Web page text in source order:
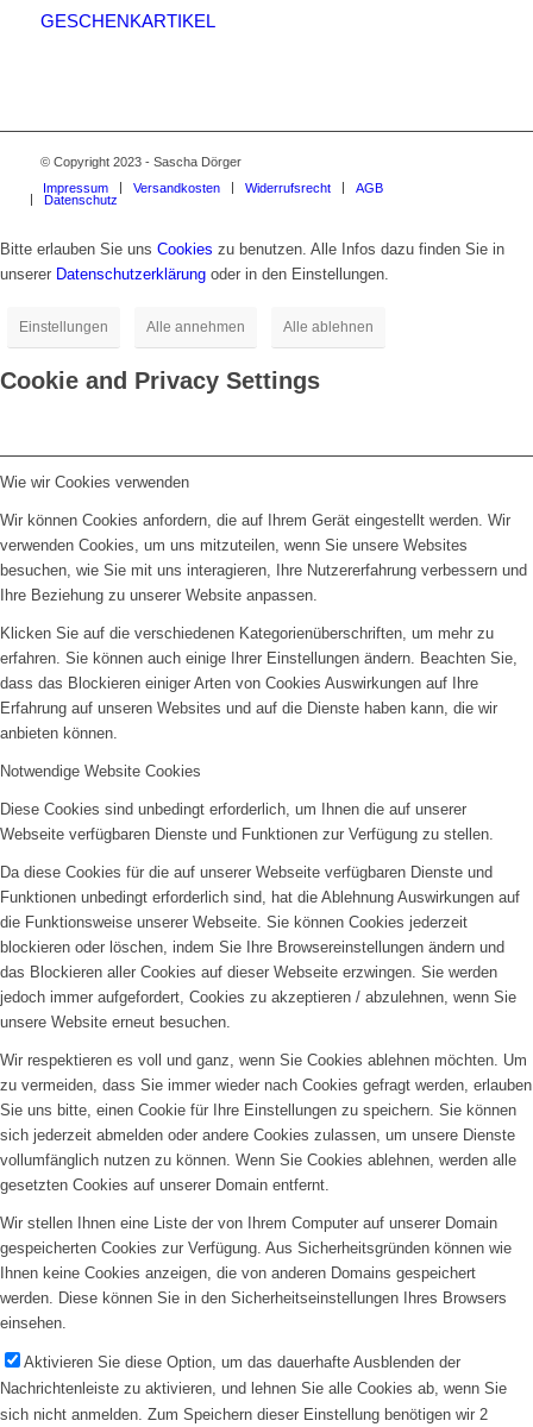
GESCHENKARTIKEL
© Copyright 2023 - Sascha Dörger
Impressum
Versandkosten Widerrufsrecht
AGB
Datenschutz
Bitte erlauben Sie uns Cookies zu benutzen. Alle Infos dazu finden Sie in
unserer Datenschutzerklärung oder in den Einstellungen.
Einstellungen Alle annehmen Alle ablehnen
Cookie and Privacy Settings
Wie wir Cookies verwenden
Wir können Cookies anfordern, die auf Ihrem Gerät eingestellt werden. Wir
verwenden Cookies, um uns mitzuteilen, wenn Sie unsere Websites
besuchen, wie Sie mit uns interagieren, Ihre Nutzererfahrung verbessern und
Ihre Beziehung zu unserer Website anpassen.
Klicken Sie auf die verschiedenen Kategorienüberschriften, um mehr zu
erfahren. Sie können auch einige Ihrer Einstellungen ändern. Beachten Sie,
dass das Blockieren einiger Arten von Cookies Auswirkungen auf Ihre
Erfahrung auf unseren Websites und auf die Dienste haben kann, die wir
anbieten können.
Notwendige Website Cookies
Diese Cookies sind unbedingt erforderlich, um Ihnen die auf unserer
Webseite verfügbaren Dienste und Funktionen zur Verfügung zu stellen.
Da diese Cookies für die auf unserer Webseite verfügbaren Dienste und
Funktionen unbedingt erforderlich sind, hat die Ablehnung Auswirkungen auf
die Funktionsweise unserer Webseite. Sie können Cookies jederzeit
blockieren oder löschen, indem Sie Ihre Browsereinstellungen ändern und
das Blockieren aller Cookies auf dieser Webseite erzwingen. Sie werden
jedoch immer aufgefordert, Cookies zu akzeptieren / abzulehnen, wenn Sie
unsere Website erneut besuchen.
Wir respektieren es voll und ganz, wenn Sie Cookies ablehnen möchten. Um
zu vermeiden, dass Sie immer wieder nach Cookies gefragt werden, erlauben
Sie uns bitte, einen Cookie für Ihre Einstellungen zu speichern. Sie können
sich jederzeit abmelden oder andere Cookies zulassen, um unsere Dienste
vollumfänglich nutzen zu können. Wenn Sie Cookies ablehnen, werden alle
gesetzten Cookies auf unserer Domain entfernt.
Wir stellen Ihnen eine Liste der von Ihrem Computer auf unserer Domain
gespeicherten Cookies zur Verfügung. Aus Sicherheitsgründen können wie
Ihnen keine Cookies anzeigen, die von anderen Domains gespeichert
werden. Diese können Sie in den Sicherheitseinstellungen Ihres Browsers
einsehen.
Aktivieren Sie diese Option, um das dauerhafte Ausblenden der
Nachrichtenleiste zu aktivieren, und lehnen Sie alle Cookies ab, wenn Sie
sich nicht anmelden. Zum Speichern dieser Einstellung benötigen wir 2